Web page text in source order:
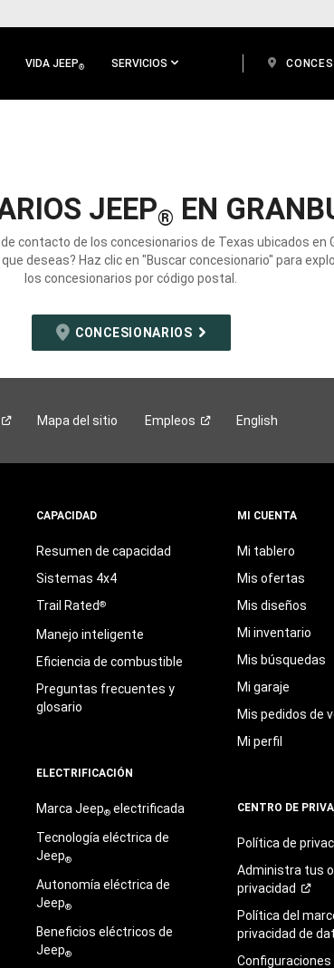
VIDA JEEP® SERVICIOS
JEEP® EN
contacto de los concesionarios de Texas ubicados en
deseas? Haz clic en "Buscar concesionario" para
los concesionarios por código postal.
CONCESIONARIOS
Mapa del sitio Empleos English
CAPACIDAD
Resumen de capacidad
Sistemas 4x4
Trail Rated®
Manejo inteligente
Eficiencia de combustible
Preguntas frecuentes y
glosario
ELECTRIFICACIÓN
Marca Jeep®electrificada
Tecnología eléctrica de
Jeep®
Autonomía eléctrica de
Jeep®
Beneficios eléctricos de
Jeep®
MI CUENTA
Mi tablero
Mis ofertas
Mis diseños
Mi inventario
Mis búsquedas
Mi garaje
Mis pedidos de
Mi perfil
CENTRO DE
Política de
Administra tus
privacidad
Política del
privacidad de
Configuraciones